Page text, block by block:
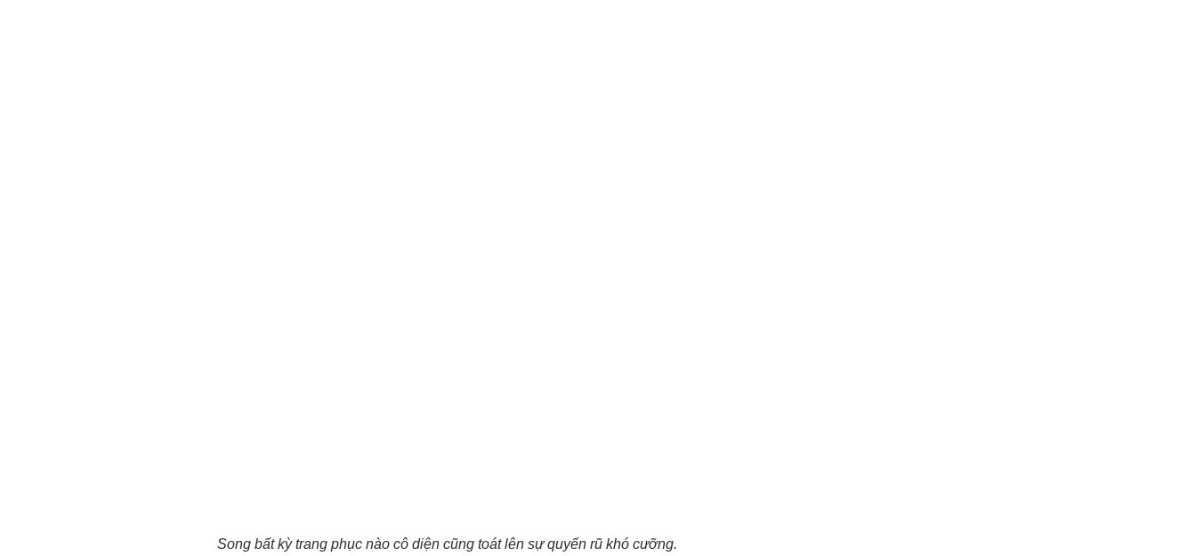
Song bất kỳ trang phục nào cô diện cũng toát lên sự quyến rũ khó cưỡng.